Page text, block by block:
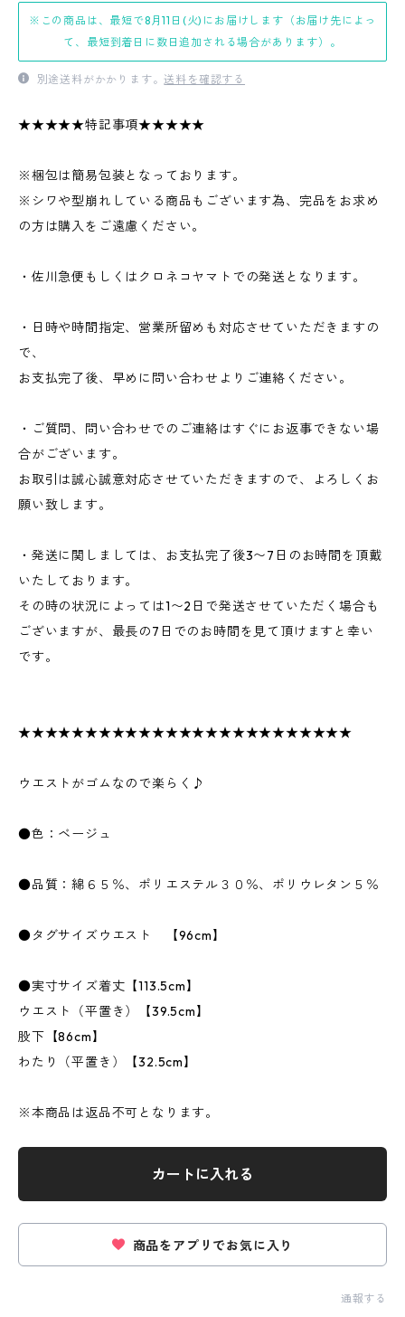
※この商品は、最短で8月11日(火)にお届けします（お届け先によっ
て、最短到着日に数日追加される場合があります）。
別途送料がかかります。送料を確認する
★★★★★特記事項★★★★★
※梱包は簡易包装となっております。
※シワや型崩れしている商品もございます為、完品をお求め
の方は購入をご遠慮ください。
・佐川急便もしくはクロネコヤマトでの発送となります。
・日時や時間指定、営業所留めも対応させていただきますの
で、
お支払完了後、早めに問い合わせよりご連絡ください。
・ご質問、問い合わせでのご連絡はすぐにお返事できない場
合がございます。
お取引は誠心誠意対応させていただきますので、よろしくお
願い致します。
・発送に関しましては、お支払完了後3〜7日のお時間を頂戴
いたしております。
その時の状況によっては1〜2日で発送させていただく場合も
ございますが、最長の7日でのお時間を見て頂けますと幸い
です。
★★★★★★★★★★★★★★★★★★★★★★★★★
ウエストがゴムなので楽らく♪
●色：ベージュ
●品質：綿６５％、ポリエステル３０％、ポリウレタン５％
●タグサイズウエスト 【96cm】
●実寸サイズ着丈【113.5cm】
ウエスト（平置き）【39.5cm】
股下【86cm】
わたり（平置き）【32.5cm】
※本商品は返品不可となります。
カートに入れる
商品をアプリでお気に入り
通報する